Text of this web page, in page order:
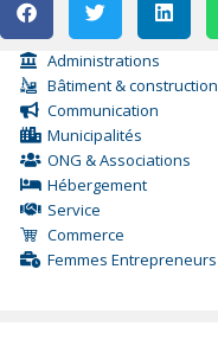
Administrations
Bâtiment & construction
Communication
Municipalités
ONG & Associations
Hébergement
Service
Commerce
Femmes Entrepreneurs